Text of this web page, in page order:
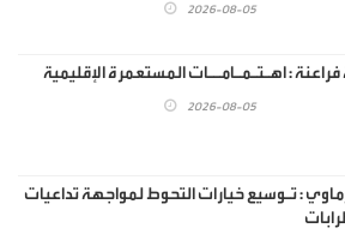
2026-08-05
: اهـتـمـامــات المستعمرة الإقليمية
2026-08-05
: تـوسيع خيارات التحوط لمواجهة تداعيات